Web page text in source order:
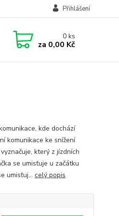
Přihlášení
0ks
za 0,00 Kč
kde dochází
komunikace ke snížení
který z jízdních
se umisťuje u začátku
umisťuj... celý popis